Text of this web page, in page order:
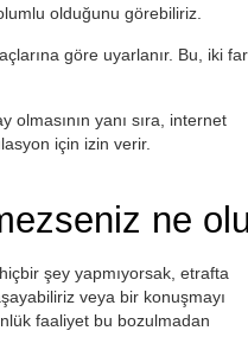
olduğunu görebiliriz.
göre uyarlanır. Bu, iki
olmasının yanı sıra, internet
için izin verir.
ne
şey yapmıyorsak, etrafta
veya bir konuşmayı
faaliyet bu bozulmadan